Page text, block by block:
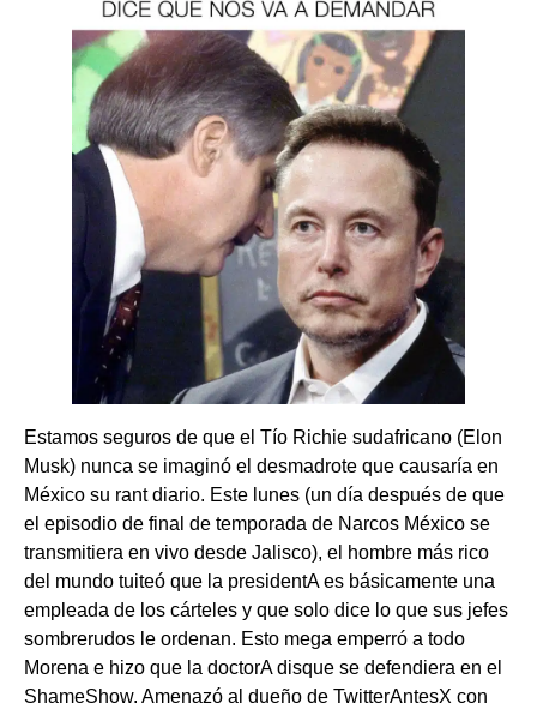
Estamos seguros de que el Tío Richie sudafricano (Elon
Musk) nunca se imaginó el desmadrote que causaría en
México su rant diario. Este lunes (un día después de que
el episodio de final de temporada de Narcos México se
transmitiera en vivo desde Jalisco), el hombre más rico
del mundo tuiteó que la presidentA es básicamente una
empleada de los cárteles y que solo dice lo que sus jefes
sombrerudos le ordenan. Esto mega emperró a todo
Morena e hizo que la doctorA disque se defendiera en el
ShameShow. Amenazó al dueño de TwitterAntesX con